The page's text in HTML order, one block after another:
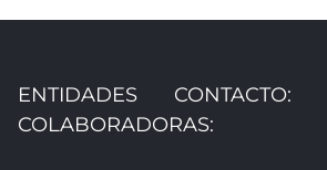
ENTIDADES
COLABORADORAS:
CONTACTO: